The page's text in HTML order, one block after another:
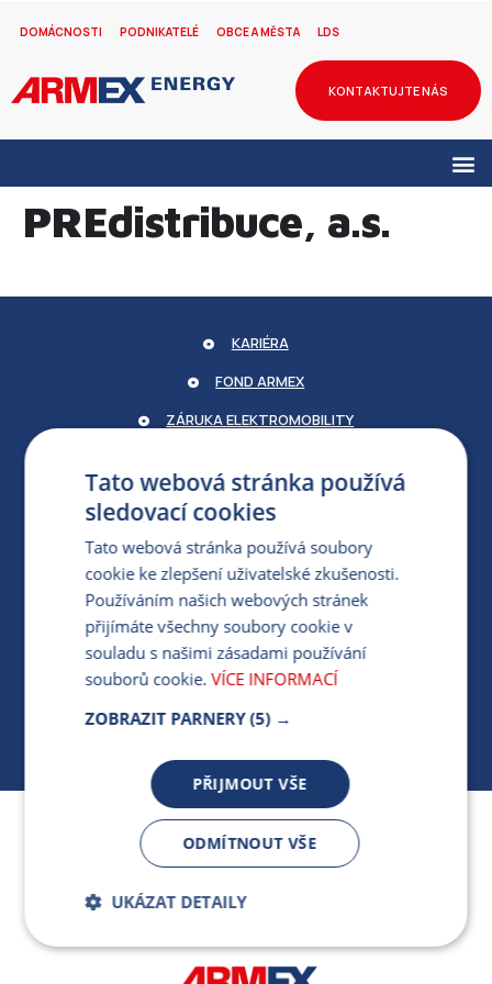
DOMÁCNOSTI PODNIKATELÉ OBCE A MĚSTA LDS
KONTAKTUJTE NÁS
PREdistribuce, a.s.
Jsme součástí skupiny ARMEX a členem Asociace
nezávislých dodavatelů energií.
KARIÉRA
FOND ARMEX
ZÁRUKA ELEKTROMOBILITY
PRO MÉDIA
MÁM DOTAZ KE STÁVAJÍCÍ SMLOUVĚ
412 154 154
PO-PÁ 7:30-17:00
Tato webová stránka používá
sledovací cookies
Tato webová stránka používá soubory
cookie ke zlepšení uživatelské zkušenosti.
Používáním našich webových stránek
přijímáte všechny soubory cookie v
souladu s našimi zásadami používání
souborů cookie. VÍCE INFORMACÍ
ZOBRAZIT PARNERY (5) →
PŘIJMOUT VŠE
ODMÍTNOUT VŠE
UKÁZAT DETAILY
Bezpodmínečně
nutné soubory
Výkonnostní